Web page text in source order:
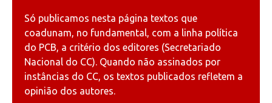
Só publicamos nesta página textos que
coadunam, no fundamental, com a linha política
do PCB, a critério dos editores (Secretariado
Nacional do CC). Quando não assinados por
instâncias do CC, os textos publicados refletem a
opinião dos autores.